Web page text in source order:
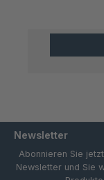
Newsletter
Abonnieren Sie
Newsletter und Sie